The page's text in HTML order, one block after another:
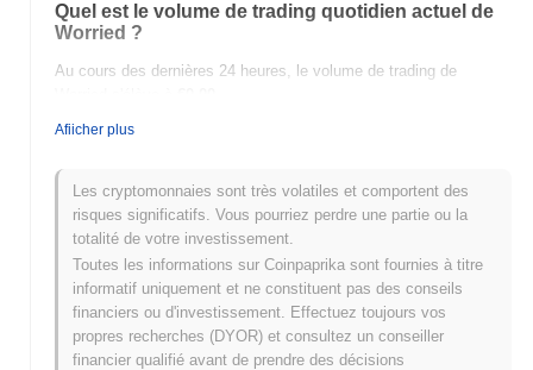
Quel est le volume de trading quotidien actuel de
Worried ?
Au cours des dernières 24 heures, le volume de trading de
Quel est l'historique de la fourchette de prix de
Plus Haut Historique (ATH) :€0.0 8261
Plus Bas Historique (ATL) :
€0.00
Worried se négocie actuellement~98.77% en dessous de son
ATH .
Comment Worried performe-t-il par rapport au
Afiicher plus
Les cryptomonnaies sont très volatiles et comportent des
risques significatifs. Vous pourriez perdre une partie ou la
totalité de votre investissement.
Toutes les informations sur Coinpaprika sont fournies à titre
informatif uniquement et ne constituent pas des conseils
financiers ou d'investissement. Effectuez toujours vos
propres recherches (DYOR) et consultez un conseiller
financier qualifié avant de prendre des décisions